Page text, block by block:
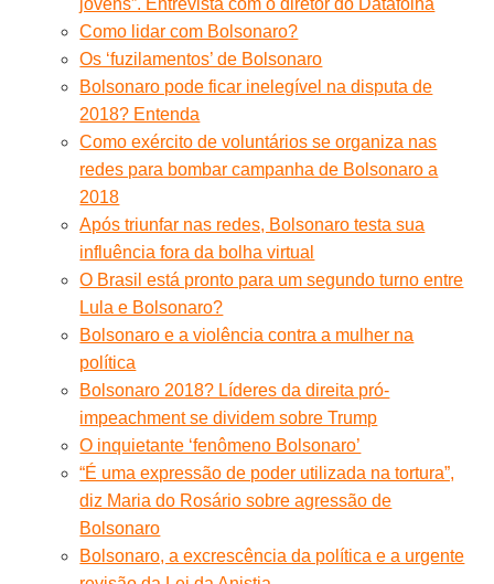
Como lidar com Bolsonaro?
Os ‘fuzilamentos’ de Bolsonaro
Bolsonaro pode ficar inelegível na disputa de
2018? Entenda
Como exército de voluntários se organiza nas
redes para bombar campanha de Bolsonaro a
2018
Após triunfar nas redes, Bolsonaro testa sua
influência fora da bolha virtual
O Brasil está pronto para um segundo turno entre
Lula e Bolsonaro?
Bolsonaro e a violência contra a mulher na
política
Bolsonaro 2018? Líderes da direita pró-
impeachment se dividem sobre Trump
O inquietante ‘fenômeno Bolsonaro’
“É uma expressão de poder utilizada na tortura”,
diz Maria do Rosário sobre agressão de
Bolsonaro
Bolsonaro, a excrescência da política e a urgente